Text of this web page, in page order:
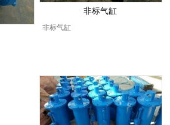
非标气缸
非标气缸